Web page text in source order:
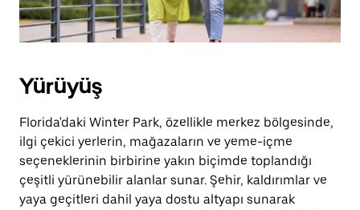
Yürüyüş
Florida'daki Winter Park, özellikle merkez bölgesinde,
ilgi çekici yerlerin, mağazaların ve yeme-içme
seçeneklerinin birbirine yakın biçimde toplandığı
çeşitli yürünebilir alanlar sunar. Şehir, kaldırımlar ve
yaya geçitleri dahil yaya dostu altyapı sunarak